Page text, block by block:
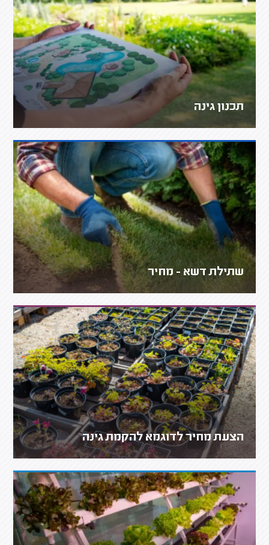
תכנון גינה
שתילת דשא - מחיר
הצעת מחיר לדוגמא להקמת גינה